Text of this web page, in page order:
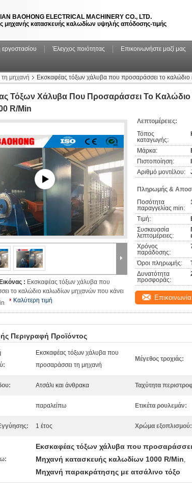
BAOHONG ELECTRICAL MACHINERY CO., LTD.
μηχανής κατασκευής καλωδίων υψηλής απόδοσης-τιμής
Έλεγχος ποιότητας Επικοινωνήστε μαζί μας
μηχανή Εκσκαφέας τόξων χάλυβα που προσαράσσει το
Τόξων Χάλυβα Που Προσαράσσει Το
R/Min
: Εκσκαφέας τόξων χάλυβα που
το καλώδιο καλωδίων μηχανών που κάνει
Καλύτερη τιμή
Λεπτομέρειες:
Τόπος
καταγωγής:
Μάρκα:
Πιστοποίηση:
Αριθμό μοντέλου:
Πληρωμής &
Ποσότητα
παραγγελίας min:
Τιμή:
Συσκευασία
λεπτομέρειες:
Χρόνος
παράδοσης:
Όροι πληρωμής:
Δυνατότητα
προσφοράς:
Επικοινωνία
Περιγραφή Προϊόντος
Εκσκαφέας τόξων χάλυβα που
προσαράσσει τη μηχανή
Μέγεθος τροχιάς:
Ατσάλι και άνθρακα Ταχύτητα
παραλείπω Ετικέτα ρουλεμάν:
1 έτος Χρώμα εξοπλισμού:
Εκσκαφέας τόξων χάλυβα που
Μηχανή κατασκευής καλωδίων 1000 R/Min,
Μηχανή παρακράτησης με ατσάλινο τόξο